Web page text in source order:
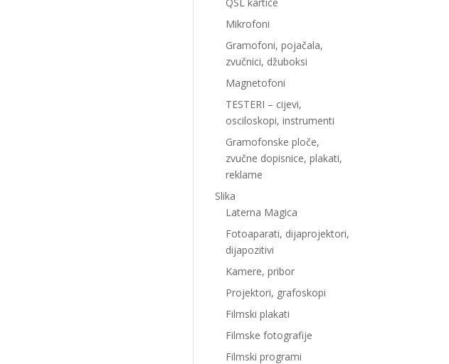
Mikrofoni
Gramofoni, pojačala,
zvučnici, džuboksi
Magnetofoni
TESTERI – cijevi,
osciloskopi, instrumenti
Gramofonske ploče,
zvučne dopisnice, plakati,
reklame
Slika
Laterna Magica
Fotoaparati, dijaprojektori,
dijapozitivi
Kamere, pribor
Projektori, grafoskopi
Filmski plakati
Filmske fotografije
Filmski programi